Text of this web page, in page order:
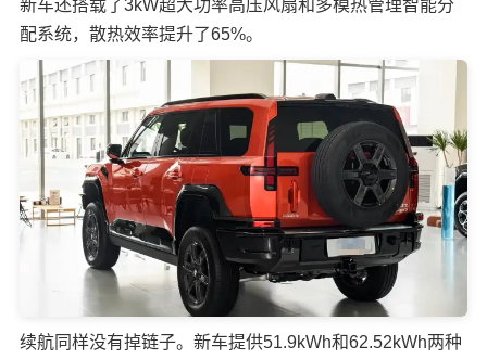
新车还搭载了3kW超大功率高压风扇和多模热管理智能分
配系统，散热效率提升了65%。
续航同样没有掉链子。新车提供51.9kWh和62.52kWh两种